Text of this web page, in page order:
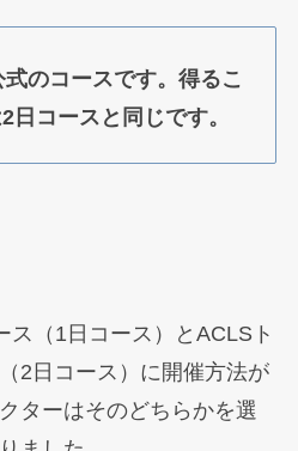
のコースです。得るこ
日コースと同じです。
ス（1日コース）とACLSト
2日コース）に開催方法が
ターはそのどちらかを選